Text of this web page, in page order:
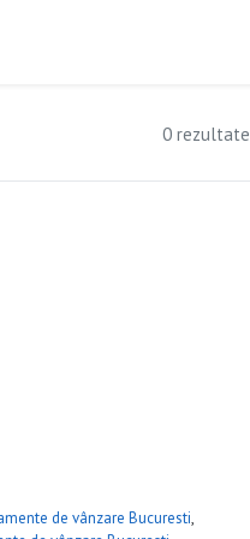
0 rezultate
de vânzare Bucuresti,